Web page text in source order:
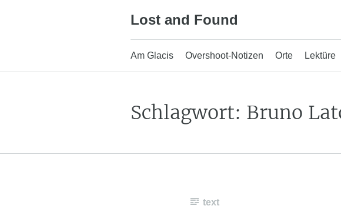
Lost and Found
Am Glacis Overshoot-Notizen Orte Lektüre
Schlagwort: Bruno
text